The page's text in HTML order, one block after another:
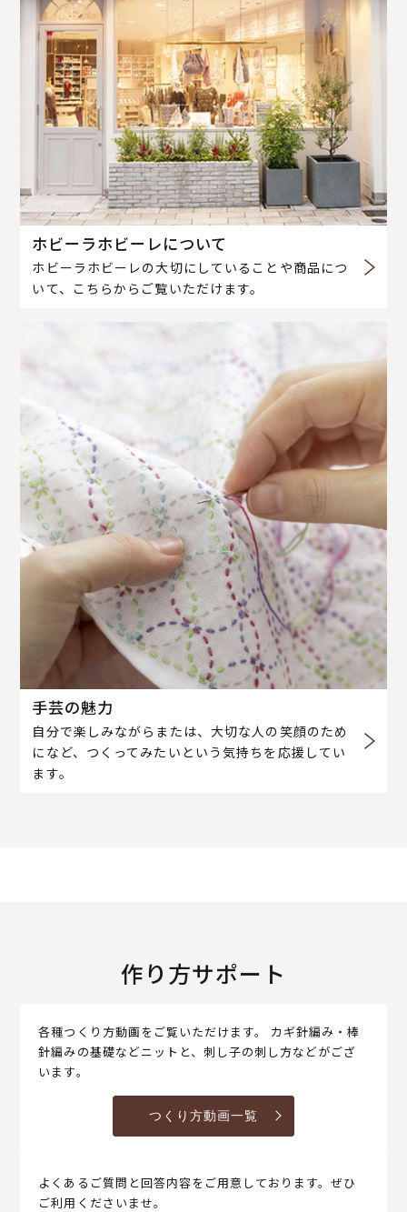
ホビーラホビーレについて
ホビーラホビーレの大切にしていることや商品につ
いて、こちらからご覧いただけます。
手芸の魅力
自分で楽しみながらまたは、大切な人の笑顔のため
になど、つくってみたいという気持ちを応援してい
ます。
作り方サポート
各種つくり方動画をご覧いただけます。 カギ針編み・棒
針編みの基礎などニットと、刺し子の刺し方などがござ
います。
つくり方動画一覧
よくあるご質問と回答内容をご用意しております。ぜひ
ご利用くださいませ。